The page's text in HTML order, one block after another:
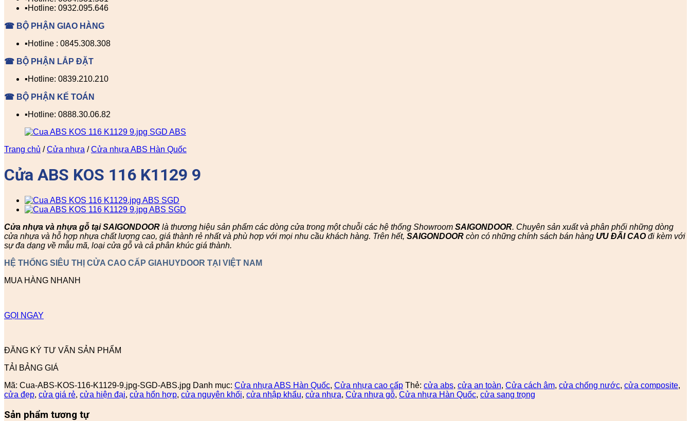
▪️Hotline: 0932.095.646
☎ BỘ PHẬN GIAO HÀNG
▪️Hotline : 0845.308.308
☎ BỘ PHẬN LẮP ĐẶT
▪️Hotline: 0839.210.210
☎ BỘ PHẬN KẾ TOÁN
▪️Hotline: 0888.30.06.82
Trang chủ / Cửa nhựa / Cửa nhựa ABS Hàn Quốc
Cửa ABS KOS 116 K1129 9
Cửa nhựa và nhựa gỗ tại SAIGONDOOR là thương hiệu sản phẩm các dòng cửa trong một chuỗi các hệ thống Showroom SAIGONDOOR. Chuyên sản xuất và phân phối những dòng
cửa nhựa và hỗ hợp nhựa chất lượng cao, giá thành rẻ nhất và phù hợp với mọi nhu cầu khách hàng. Trên hết, SAIGONDOOR còn có những chính sách bán hàng ƯU ĐÃI CAOđi kèm với
sự đa dạng về mẫu mã, loại cửa gỗ và cả phân khúc giá thành.
HỆ THỐNG SIÊU THỊ CỬA CAO CẤP GIAHUYDOOR TẠI VIỆT NAM
MUA HÀNG NHANH
GỌI NGAY
ĐĂNG KÝ TƯ VẤN SẢN PHẨM
TẢI BẢNG GIÁ
Mã: Cua-ABS-KOS-116-K1129-9.jpg-SGD-ABS.jpg Danh mục: Cửa nhựa ABS Hàn Quốc, Cửa nhựa cao cấp Thẻ: cửa abs, cửa an toàn, Cửa cách âm, cửa chống nước, cửa composite,
cửa đẹp, cửa giá rẻ, cửa hiện đại, cửa hổn hợp, cửa nguyên khối, cửa nhập khẩu, cửa nhựa, Cửa nhựa gỗ, Cửa nhựa Hàn Quốc, cửa sang trọng
Sản phẩm tương tự